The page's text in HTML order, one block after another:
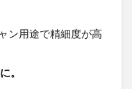
ン用途で精細度が高
。